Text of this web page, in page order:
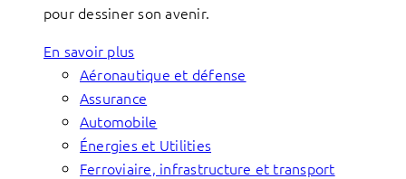
pour dessiner son avenir.
En savoir plus
Aéronautique et défense
Assurance
Automobile
Énergies et Utilities
Ferroviaire, infrastructure et transport